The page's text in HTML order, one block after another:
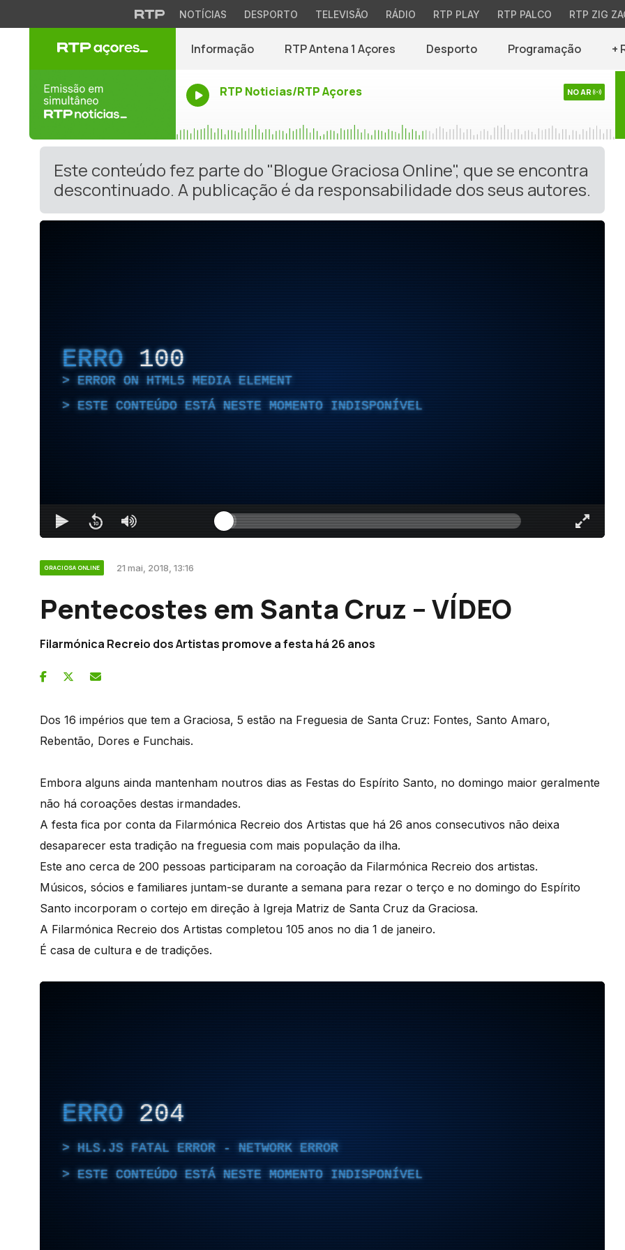
NOTÍCIAS DESPORTO TELEVISÃO RÁDIO RTP PLAY RTP PALCO RTP ZIG
Informação RTP Antena 1 Açores Desporto Programação +
RTP Noticias/RTP Açores NO AR
Este conteúdo fez parte do "Blogue Graciosa Online", que se encontra
descontinuado. A publicação é da responsabilidade dos seus autores.
ERRO 100
ERROR ON HTML5 MEDIA ELEMENT
ESTE CONTEÚDO ESTÁ NESTE MOMENTO INDISPONÍVEL
GRACIOSA ONLINE 21 mai, 2018, 13:16
Pentecostes em Santa Cruz – VÍDEO
Filarmónica Recreio dos Artistas promove a festa há 26 anos
Dos 16 impérios que tem a Graciosa, 5 estão na Freguesia de Santa Cruz: Fontes, Santo Amaro,
Rebentão, Dores e Funchais.
Embora alguns ainda mantenham noutros dias as Festas do Espírito Santo, no domingo maior geralmente
não há coroações destas irmandades.
A festa fica por conta da Filarmónica Recreio dos Artistas que há 26 anos consecutivos não deixa
desaparecer esta tradição na freguesia com mais população da ilha.
Este ano cerca de 200 pessoas participaram na coroação da Filarmónica Recreio dos artistas.
Músicos, sócios e familiares juntam-se durante a semana para rezar o terço e no domingo do Espírito
Santo incorporam o cortejo em direção à Igreja Matriz de Santa Cruz da Graciosa.
A Filarmónica Recreio dos Artistas completou 105 anos no dia 1 de janeiro.
É casa de cultura e de tradições.